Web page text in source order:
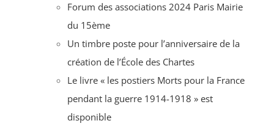
Forum des associations 2024 Paris Mairie
du 15ème
Un timbre poste pour l’anniversaire de la
création de l’École des Chartes
Le livre « les postiers Morts pour la France
pendant la guerre 1914-1918 » est
disponible